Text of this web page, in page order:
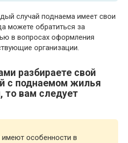
случай поднаема имеет свои
можете обратиться за
в вопросах оформления
организации.
разбираете свой
с поднаемом жилья
вам следует
особенности в